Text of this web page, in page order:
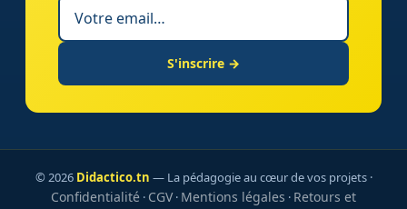
S'inscrire →
© 2026 Didactico.tn — La pédagogie au cœur de vos projets ·
Confidentialité · CGV· Mentions légales · Retours et